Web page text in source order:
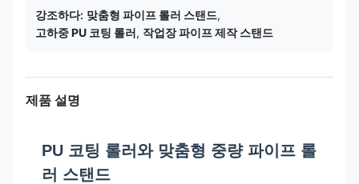
강조하다: 맞춤형 파이프 롤러 스탠드,
고하중 PU 코팅 롤러, 작업장 파이프 제작 스탠드
제품 설명
PU 코팅 롤러와 맞춤형 중량 파이프 롤
러 스탠드